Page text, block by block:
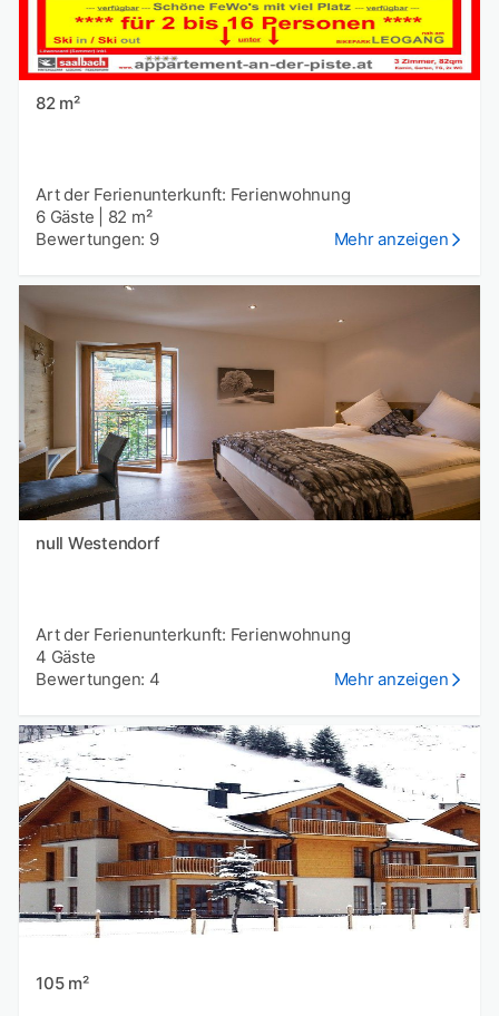
82 m²
Art der Ferienunterkunft: Ferienwohnung
6 Gäste
82 m²
Bewertungen: 9
Mehr anzeigen
null Westendorf
Art der Ferienunterkunft: Ferienwohnung
4 Gäste
Bewertungen: 4
Mehr anzeigen
105 m²